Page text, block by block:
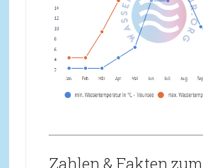
Zahlen & Fakten zum